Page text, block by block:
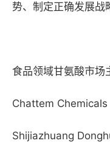
势、制定正确发展战
食品领域甘氨酸市场
Chattem Chemicals
Shijiazhuang